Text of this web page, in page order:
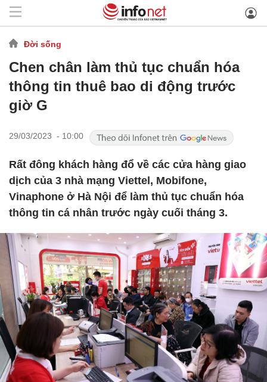
Đời sống
Chen chân làm thủ tục chuẩn hóa
thông tin thuê bao di động trước
giờ G
29/03/2023 - 10:00
Rất đông khách hàng đổ về các cửa hàng giao
dịch của 3 nhà mạng Viettel, Mobifone,
Vinaphone ở Hà Nội để làm thủ tục chuẩn hóa
thông tin cá nhân trước ngày cuối tháng 3.